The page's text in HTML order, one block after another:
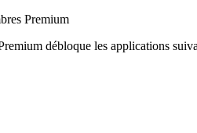
Premium
débloque les applications